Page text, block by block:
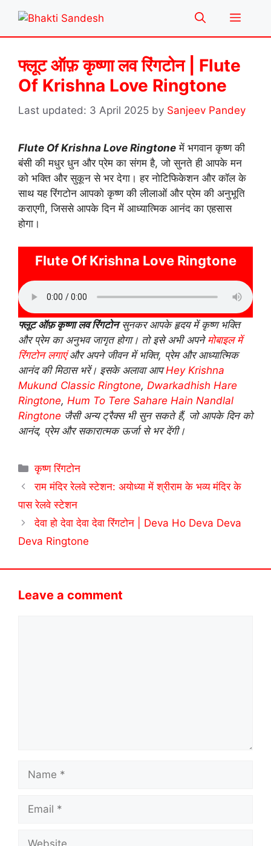
content
Menu
फ्लूट ऑफ़ कृष्णा लव रिंगटोन | Flute
Of Krishna Love Ringtone
3 April 2025 by Sanjeev Pandey
Flute Of Krishna Love Ringtone में भगवान कृष्ण की
बंसी की मधुर धुन और प्रेम का संगम है, जो सुनते ही आपके मन
को भक्ति और सुकून से भर देगा। हर नोटिफिकेशन और कॉल के
साथ यह रिंगटोन आपको कृष्ण की लीलाओं और प्रेम की अनुभूति
कराएगी, जिससे आपके दिन में आध्यात्मिक आनंद का एहसास
होगा।
Flute Of Krishna Love Ringtone
फ्लूट ऑफ़ कृष्णा लव रिंगटोनसुनकर आपके हृदय में कृष्ण भक्ति
और प्रेम का अनुभव जागृत होगा। तो इसे अभी अपनेमोबाइल में
रिंगटोन लगाएं और अपने जीवन में भक्ति, प्रेम और आध्यात्मिक
आनंद की मिठास भरें। इसके अलावा आपHey Krishna
Mukund Classic Ringtone, Dwarkadhish Hare
Ringtone, Hum To Tere Sahare Hain Nandlal
Ringtone जैसी अन्य ट्रैक्स भी सुन सकते हैं, जो आपके दिन को
आनंद, प्रेम और सकारात्मक ऊर्जा से भर देंगी।
Categories
कृष्ण रिंगटोन
राम मंदिर रेलवे स्टेशन: अयोध्या में श्रीराम के भव्य मंदिर के
पास रेलवे स्टेशन
देवा हो देवा देवा देवा रिंगटोन | Deva Ho Deva Deva
Deva Ringtone
Leave a comment
Name
Email
Website